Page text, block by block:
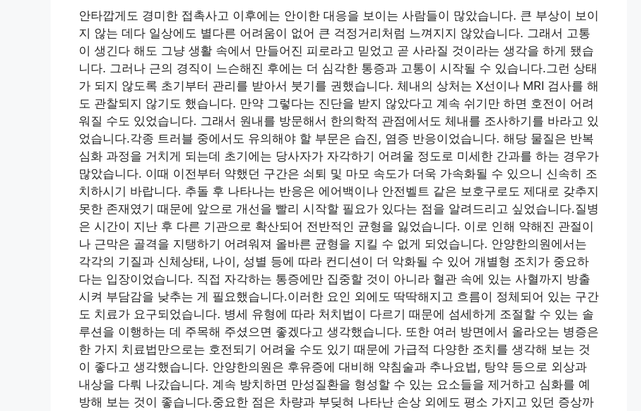
안타깝게도 경미한 접촉사고 이후에는 안이한 대응을 보이는 사람들이 많았습니다. 큰 부상이 보이
지 않는 데다 일상에도 별다른 어려움이 없어 큰 걱정거리처럼 느껴지지 않았습니다. 그래서 고통
이 생긴다 해도 그냥 생활 속에서 만들어진 피로라고 믿었고 곧 사라질 것이라는 생각을 하게 됐습
니다. 그러나 근의 경직이 느슨해진 후에는 더 심각한 통증과 고통이 시작될 수 있습니다.그런 상태
가 되지 않도록 초기부터 관리를 받아서 붓기를 권했습니다. 체내의 상처는 X선이나 MRI 검사를 해
도 관찰되지 않기도 했습니다. 만약 그렇다는 진단을 받지 않았다고 계속 쉬기만 하면 호전이 어려
워질 수도 있었습니다. 그래서 원내를 방문해서 한의학적 관점에서도 체내를 조사하기를 바라고 있
었습니다.각종 트러블 중에서도 유의해야 할 부문은 습진, 염증 반응이었습니다. 해당 물질은 반복
심화 과정을 거치게 되는데 초기에는 당사자가 자각하기 어려울 정도로 미세한 간과를 하는 경우가
많았습니다. 이때 이전부터 약했던 구간은 쇠퇴 및 마모 속도가 더욱 가속화될 수 있으니 신속히 조
치하시기 바랍니다. 추돌 후 나타나는 반응은 에어백이나 안전벨트 같은 보호구로도 제대로 갖추지
못한 존재였기 때문에 앞으로 개선을 빨리 시작할 필요가 있다는 점을 알려드리고 싶었습니다.질병
은 시간이 지난 후 다른 기관으로 확산되어 전반적인 균형을 잃었습니다. 이로 인해 약해진 관절이
나 근막은 골격을 지탱하기 어려워져 올바른 균형을 지킬 수 없게 되었습니다. 안양한의원에서는
각각의 기질과 신체상태, 나이, 성별 등에 따라 컨디션이 더 악화될 수 있어 개별형 조치가 중요하
다는 입장이었습니다. 직접 자각하는 통증에만 집중할 것이 아니라 혈관 속에 있는 사혈까지 방출
시켜 부담감을 낮추는 게 필요했습니다.이러한 요인 외에도 딱딱해지고 흐름이 정체되어 있는 구간
도 치료가 요구되었습니다. 병세 유형에 따라 처치법이 다르기 때문에 섬세하게 조절할 수 있는 솔
루션을 이행하는 데 주목해 주셨으면 좋겠다고 생각했습니다. 또한 여러 방면에서 올라오는 병증은
한 가지 치료법만으로는 호전되기 어려울 수도 있기 때문에 가급적 다양한 조치를 생각해 보는 것
이 좋다고 생각했습니다. 안양한의원은 후유증에 대비해 약침술과 추나요법, 탕약 등으로 외상과
내상을 다뤄 나갔습니다. 계속 방치하면 만성질환을 형성할 수 있는 요소들을 제거하고 심화를 예
방해 보는 것이 좋습니다.중요한 점은 차량과 부딪혀 나타난 손상 외에도 평소 가지고 있던 증상까